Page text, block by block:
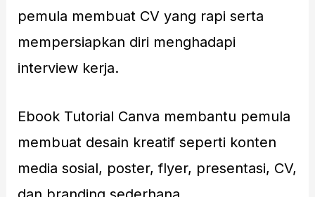
pemula membuat CV yang rapi serta
mempersiapkan diri menghadapi
interview kerja.
Ebook Tutorial Canva membantu pemula
membuat desain kreatif seperti konten
media sosial, poster, flyer, presentasi, CV,